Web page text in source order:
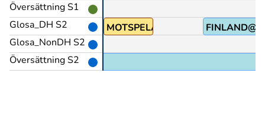
Översättning S1
Glosa_DH S2
Glosa_NonDH S2
Översättning S2
MOTSPELA
Finland,